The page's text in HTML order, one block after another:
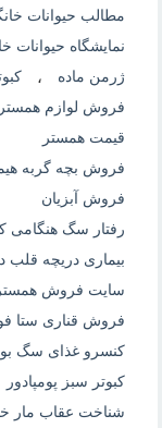
مطالب حیوانات
نمایشگاه حیوانات
ژرمن ماده ،
فروش لوازم همستر
قیمت همستر
فروش بچه گربه
فروش آبزیان
رفتار سگ هنگامی
بیماری دریچه
سایت فروش همستر
فروش قناری ستا
کنسرو غذای سگ
کبوتر سبز پومپادور
شناخت عقاب مار